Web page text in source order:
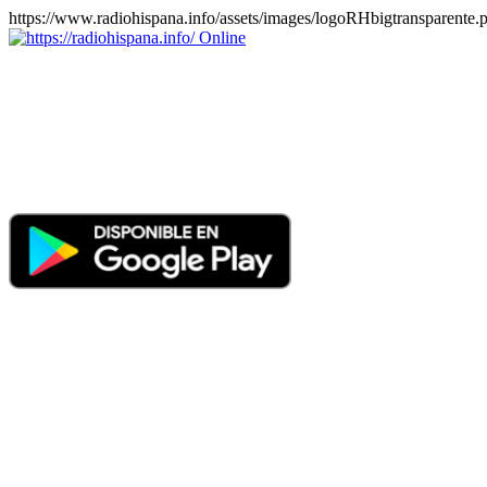
https://www.radiohispana.info/assets/images/
Online